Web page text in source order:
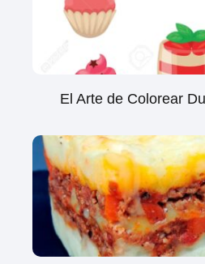
El Arte de Colorear